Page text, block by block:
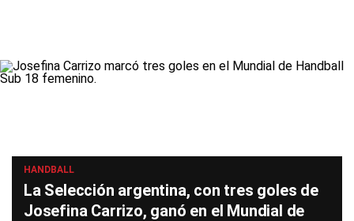
HANDBALL
La Selección argentina, con tres goles de
Josefina Carrizo, ganó en el Mundial de